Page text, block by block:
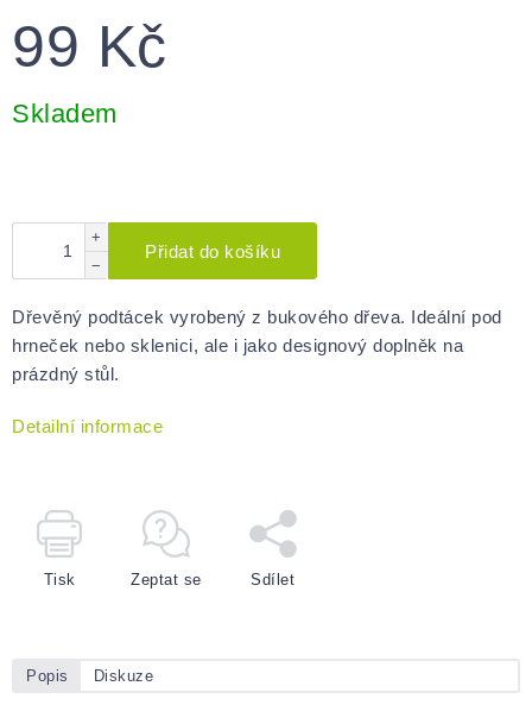
99 Kč
cena:
Skladem
+
−
Přidat do košíku
Dřevěný podtácek vyrobený z bukového dřeva. Ideální pod
hrneček nebo sklenici, ale i jako designový doplněk na
prázdný stůl.
Detailní informace
Tisk Zeptat se Sdílet
Popis Diskuze